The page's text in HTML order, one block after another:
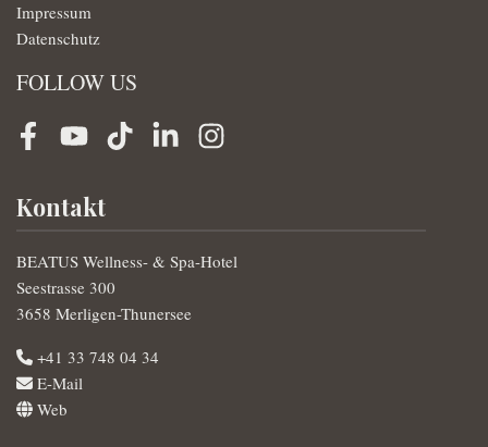
Impressum
Datenschutz
FOLLOW US
FacebookYoutubeTikTokLinkedInInstagram
Kontakt
BEATUS Wellness- & Spa-Hotel
Seestrasse 300
3658 Merligen-Thunersee
+41 33 748 04 34
E-Mail
Web